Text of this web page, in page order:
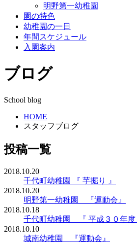
明野第一幼稚園
園の特色
幼稚園の一日
年間スケジュール
入園案内
ブログ
School blog
HOME
スタッフブログ
投稿一覧
2018.10.20
千代町幼稚園 『 芋掘り 』
2018.10.20
明野第一幼稚園 『運動会』
2018.10.18
千代町幼稚園 『 平成３０年度
2018.10.10
城南幼稚園 『運動会』